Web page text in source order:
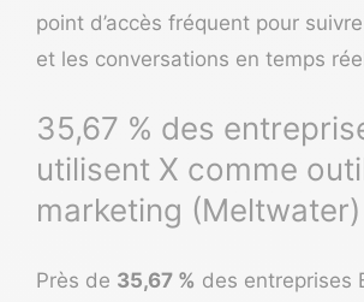
point d’accès fréquent pour
et les conversations en temps
35,67 % des
utilisent X comme
marketing (Meltwater)
Près de 35,67 % des entreprises